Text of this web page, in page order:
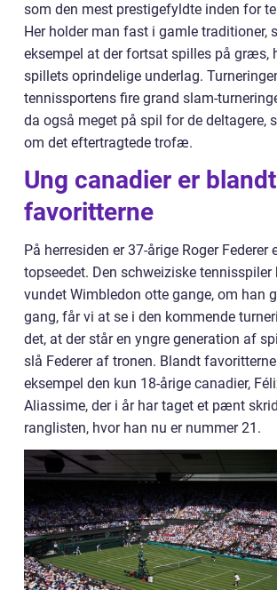
som den mest prestigefyldte inden for
Her holder man fast i gamle traditioner,
eksempel at der fortsat spilles på græs,
spillets oprindelige underlag.
tennissportens fire grand slam-
da også meget på spil for de deltagere,
om det eftertragtede trofæ.
Ung canadier er blandt
favoritterne
På herresiden er 37-årige Roger Federer
topseedet. Den schweiziske tennisspiler
vundet Wimbledon otte gange, om han
gang, får vi at se i den kommende
det, at der står en yngre generation af
slå Federer af tronen. Blandt
eksempel den kun 18-årige canadier,
Aliassime, der i år har taget et pænt
ranglisten, hvor han nu er nummer 21.